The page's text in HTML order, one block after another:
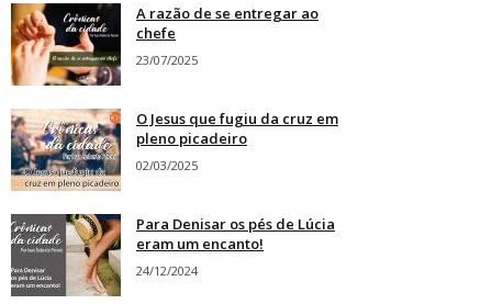
A razão de se entregar ao
chefe
23/07/2025
O Jesus que fugiu da cruz em
pleno picadeiro
02/03/2025
Para Denisar os pés de Lúcia
eram um encanto!
24/12/2024